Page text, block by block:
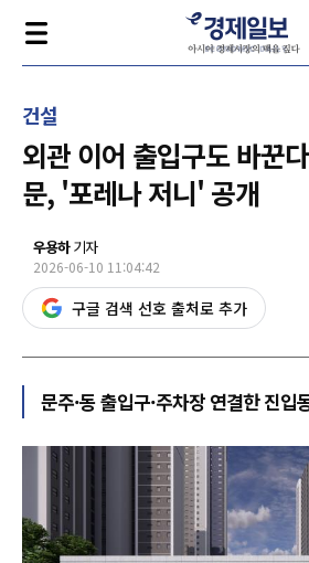
건설
외관 이어 출입구도 바꾼
문, '포레나 저니' 공개
우용하기자
2026-06-10 11:04:42
구글 검색 선호 출처로 추가
문주·동 출입구·주차장 연결한 진입